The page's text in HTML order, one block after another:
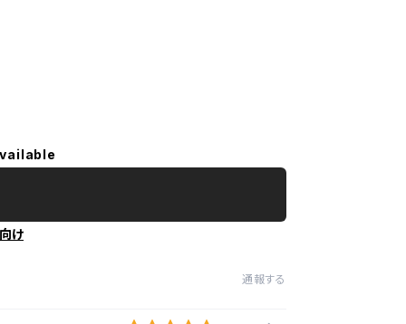
け
通報する